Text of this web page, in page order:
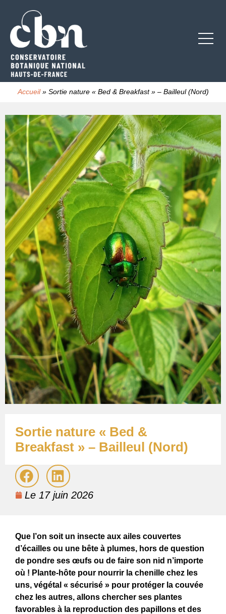
Accueil» Sortie nature « Bed & Breakfast » – Bailleul (Nord)
Sortie nature « Bed &
Breakfast » – Bailleul (Nord)
Le 17 juin 2026
Que l’on soit un insecte aux ailes couvertes
d’écailles ou une bête à plumes, hors de question
de pondre ses œufs ou de faire son nid n’importe
où ! Plante-hôte pour nourrir la chenille chez les
uns, végétal « sécurisé » pour protéger la couvée
chez les autres, allons chercher ses plantes
favorables à la reproduction des papillons et des